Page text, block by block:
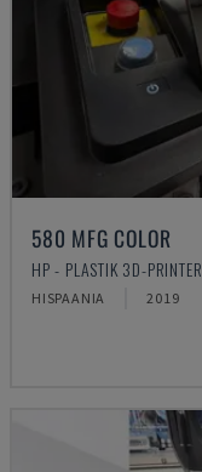
580 MFG COLOR
HP - PLASTIK 3D-PRINTER
HISPAANIA 2019